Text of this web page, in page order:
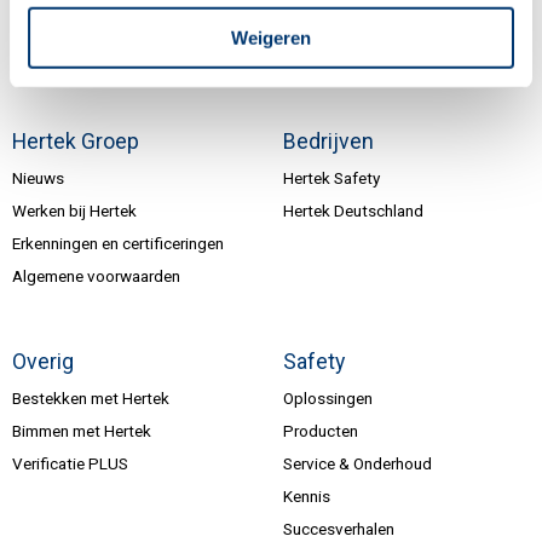
Weigeren
Hertek Groep
Nieuws
Werken bij Hertek
Erkenningen en certificeringen
Algemene voorwaarden
Bedrijven
Hertek Safety
Hertek Deutschland
Overig
Bestekken met Hertek
Bimmen met Hertek
Verificatie PLUS
Safety
Oplossingen
Producten
Service & Onderhoud
Kennis
Succesverhalen
Inschrijven nieuwsbrief